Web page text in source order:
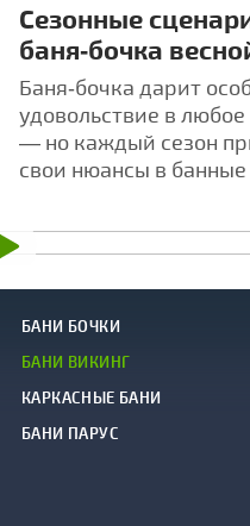
Сезонные
баня‑бочка
осенью и зимой —
опыта
Баня‑бочка дарит
удовольствие в
— но каждый сезон
свои нюансы в
БАНИ БОЧКИ
БАНИ ВИКИНГ
КАРКАСНЫЕ БАНИ
БАНИ ПАРУС